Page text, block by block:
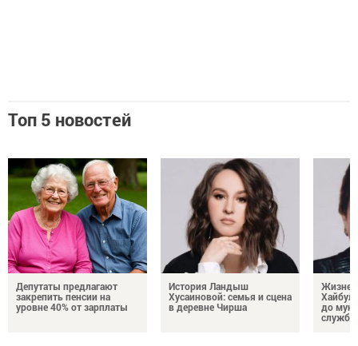
Топ 5 новостей
Депутаты предлагают
закрепить пенсии на
уровне 40% от зарплаты
История Ландыш
Хусаиновой: семья и сцена
в деревне Чирша
до
службы